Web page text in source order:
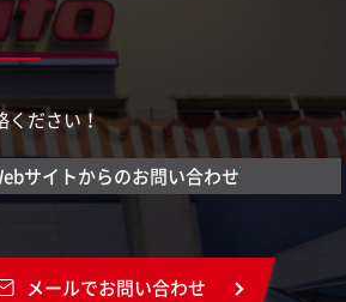
ください！
サイトからのお問い合わせ
メールでお問い合わせ